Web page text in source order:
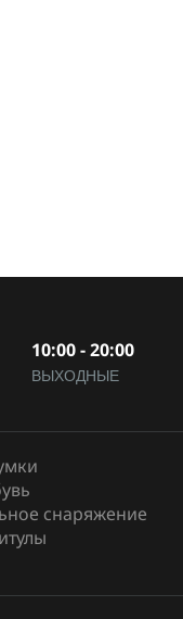
10:00 - 20:00
ВЫХОДНЫЕ
снаряжение